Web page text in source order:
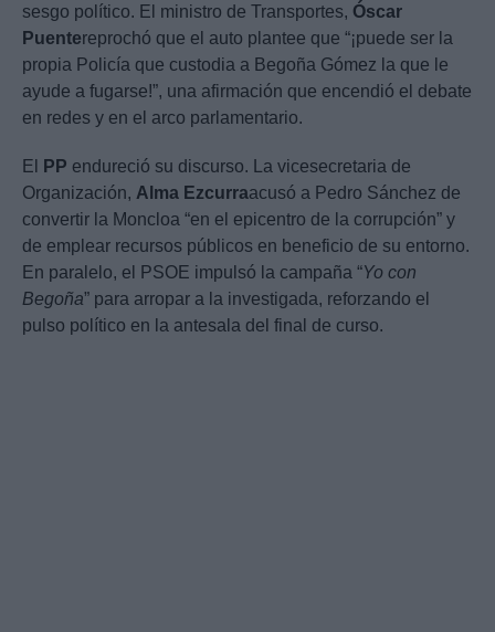
sesgo político. El ministro de Transportes, Óscar
Puentereprochó que el auto plantee que “¡puede ser la
propia Policía que custodia a Begoña Gómez la que le
ayude a fugarse!”, una afirmación que encendió el debate
en redes y en el arco parlamentario.
El PP endureció su discurso. La vicesecretaria de
Organización, Alma Ezcurraacusó a Pedro Sánchez de
convertir la Moncloa “en el epicentro de la corrupción” y
de emplear recursos públicos en beneficio de su entorno.
En paralelo, el PSOE impulsó la campaña “Yo con
Begoña” para arropar a la investigada, reforzando el
pulso político en la antesala del final de curso.